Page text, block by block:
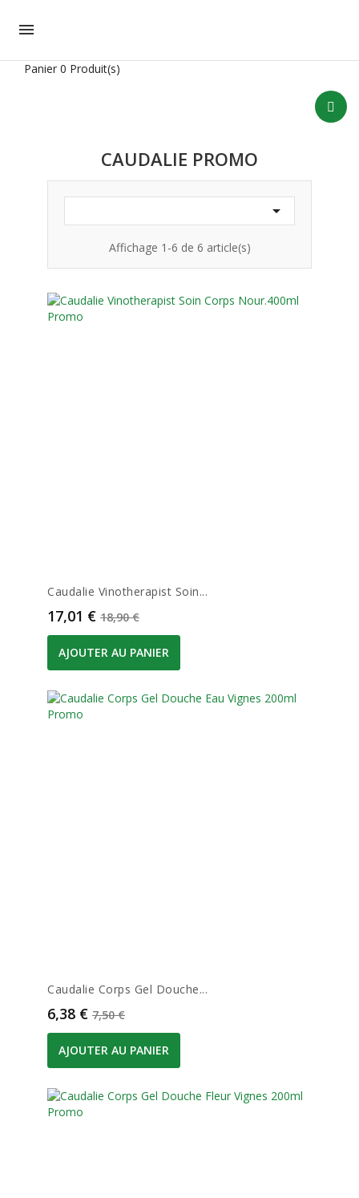

Panier 0 Produit(s)
CAUDALIE PROMO

Affichage 1-6 de 6 article(s)
Caudalie Vinotherapist Soin...
Prix
17,01 € Prix de base
18,90 €
AJOUTER AU PANIER
Caudalie Corps Gel Douche...
Prix
6,38 € Prix de base
7,50 €
AJOUTER AU PANIER